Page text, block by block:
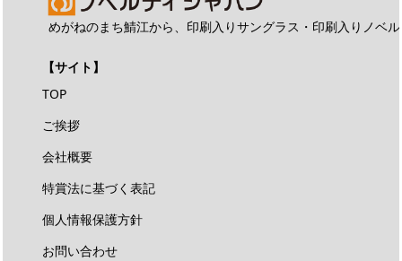
めがねのまち鯖江から、印刷入りサングラス・印刷入りノベ
【サイト】
TOP
ご挨拶
会社概要
特賞法に基づく表記
個人情報保護方針
お問い合わせ